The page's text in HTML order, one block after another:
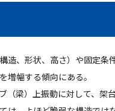
造、形状、高さ）や固定
増幅する傾向にある。
（梁）上振動に対して、